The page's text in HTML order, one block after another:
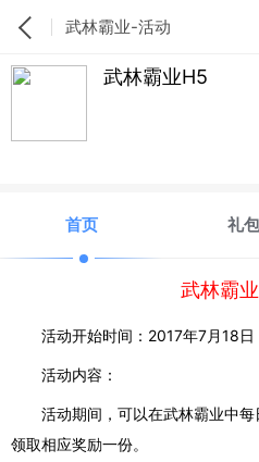
武林霸业-活动
武林霸业H5
首页 礼包
武林霸
活动开始时间： 2017年7月18日
活动内容：
活动期间， 可以在武林霸业中每
领取相应奖励一份。